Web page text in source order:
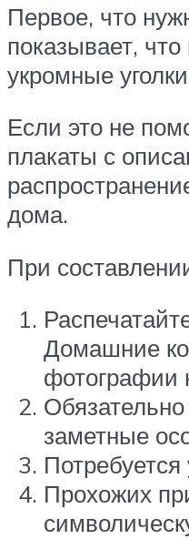
Первое, что
показывает,
укромные
Если это не
плакаты с
дома.
При
Домашние
фотографии
заметные
Прохожих